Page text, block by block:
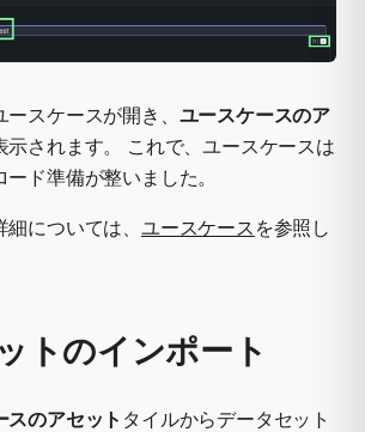
スケースが開き、 ユースケースのア
示されます。 これで、ユースケースは
ド準備が整いました。
細については、ユースケース を参照し
トのインポート
スのアセット タイルからデータセット